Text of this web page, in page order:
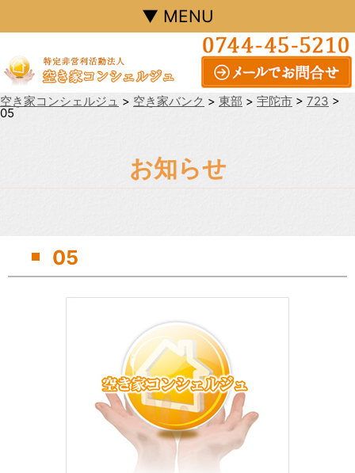
▼ MENU
空き家コンシェルジュ > 空き家バンク > 東部 > 宇陀市 > 723 >
05
お知らせ
05